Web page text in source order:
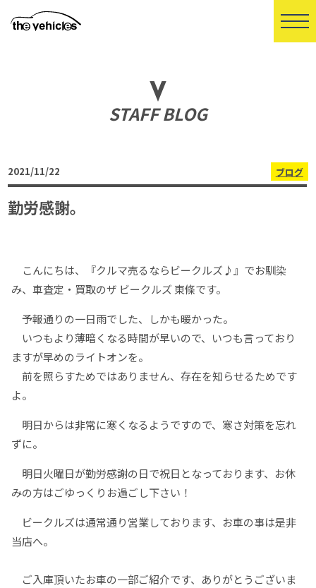
STAFF BLOG
勤労感謝。
ブログ
2021/11/22
こんにちは、『クルマ売るならビークルズ♪』でお馴染
み、車査定・買取のザ ビークルズ 東條です。
予報通りの一日雨でした、しかも暖かった。
いつもより薄暗くなる時間が早いので、いつも言っており
ますが早めのライトオンを。
前を照らすためではありません、存在を知らせるためです
よ。
明日からは非常に寒くなるようですので、寒さ対策を忘れ
ずに。
明日火曜日が勤労感謝の日で祝日となっております、お休
みの方はごゆっくりお過ごし下さい！
ビークルズは通常通り営業しております、お車の事は是非
当店へ。
ご入庫頂いたお車の一部ご紹介です、ありがとうございま